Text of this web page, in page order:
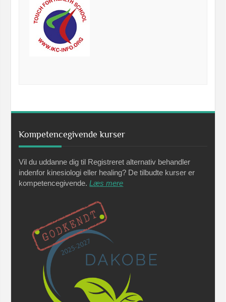
Kompetencegivende kurser
Vil du uddanne dig til Registreret alternativ behandler
indenfor kinesiologi eller healing? De tilbudte kurser er
kompetencegivende.Læs mere